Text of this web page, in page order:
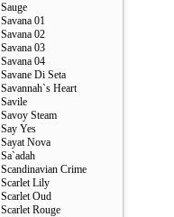
Sauge
Savana 01
Savana 02
Savana 03
Savana 04
Savane Di Seta
Savannah`s Heart
Savile
Savoy Steam
Say Yes
Sayat Nova
Sa`adah
Scandinavian Crime
Scarlet Lily
Scarlet Oud
Scarlet Rouge